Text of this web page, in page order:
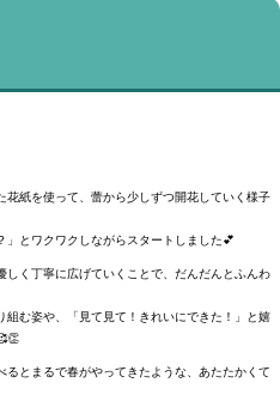
紙を使って、蕾から少しずつ開花していく様子
」とワクワクしながらスタートしました💕
く丁寧に広げていくことで、だんだんとふんわ
む姿や、「見て見て！きれいにできた！」と嬉
とまるで春がやってきたような、あたたかくて